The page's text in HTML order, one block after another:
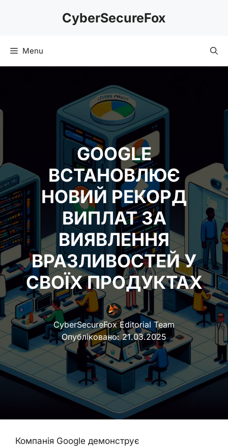
CyberSecureFox
Menu
GOOGLE
ВСТАНОВЛЮЄ
НОВИЙ РЕКОРД
ВИПЛАТ ЗА
ВИЯВЛЕННЯ
ВРАЗЛИВОСТЕЙ У
СВОЇХ ПРОДУКТАХ
CyberSecureFox Editorial Team
Опубліковано:21.03.2025
Компанія Google демонструє